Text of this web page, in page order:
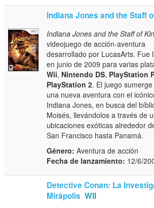
Indiana Jones and the Staff
Indiana Jones and the Staff of
videojuego de acción-aventura
desarrollado por LucasArts. Fue
en junio de 2009 para varias
Wii, Nintendo DS, PlayStation
PlayStation 2. El juego
una nueva aventura con el
Indiana Jones, en busca del
Moisés, llevándolos a través de
ubicaciones exóticas alrededor
San Francisco hasta Panamá.
Género: Aventura de acción
Fecha de lanzamiento: 12/6/
Detective Conan: La
Mirápolis WII